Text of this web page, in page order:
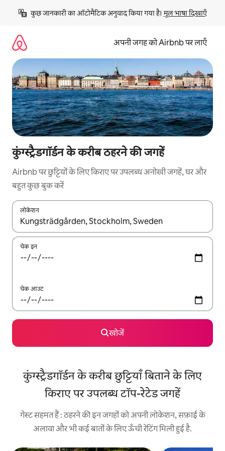
छोड़कर
कॉन्टेंट
कुछ जानकारी का ऑटोमैटिक अनुवाद किया गया है। मूल भाषा दिखाएँ
अपनी जगह को Airbnb पर लाएँ
कुंग्स्ट्रैडगॉर्डन के करीब ठहरने की जगहें
Airbnb पर छुट्टियों के लिए किराए पर उपलब्ध अनोखी जगहें, घर और
बहुत कुछ बुक करें
लोकेशन
नतीजों के उपलब्ध होने पर, अप और डाउन 'ऐरो की' का इस्तेमाल करके नेविगेट
चेक इन
चेक आउट
खोजें
कुंग्स्ट्रैडगॉर्डन के करीब छुट्टियाँ बिताने के लिए
किराए पर उपलब्ध टॉप-रेटेड जगहें
गेस्ट सहमत हैं : ठहरने की इन जगहों को अपनी लोकेशन, सफ़ाई के
अलावा और भी कई बातों के लिए ऊँची रेटिंग मिली हुई है.